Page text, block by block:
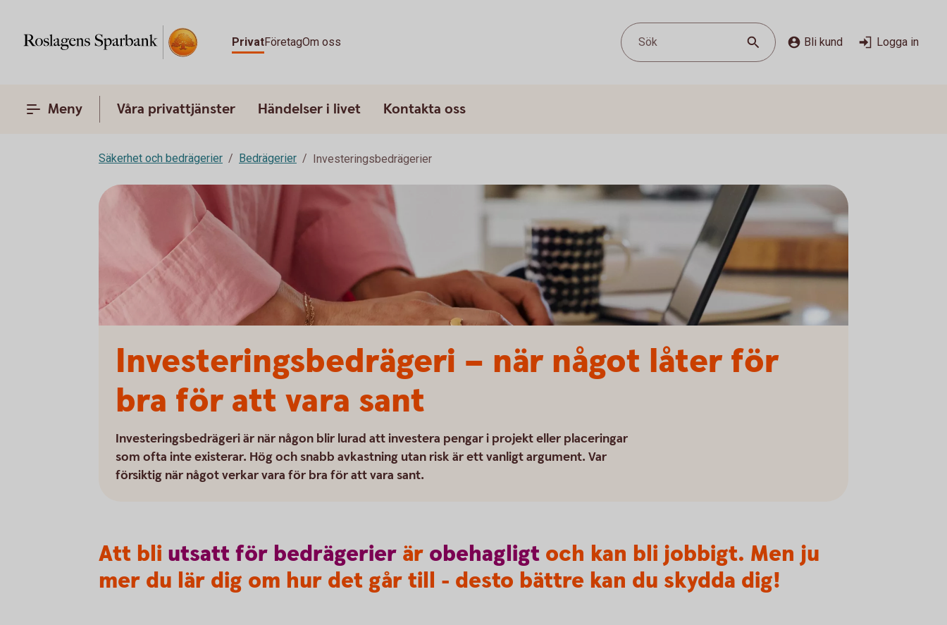
PrivatFöretagOm oss Sök Bli kund Logga in
Meny Våra privattjänster Händelser i livet Kontakta oss
Säkerhet och bedrägerier Bedrägerier Investeringsbedrägerier
Investeringsbedrägeri – när något låter för
bra för att vara sant
Investeringsbedrägeri är när någon blir lurad att investera pengar i projekt eller placeringar
som ofta inte existerar. Hög och snabb avkastning utan risk är ett vanligt argument. Var
försiktig när något verkar vara för bra för att vara sant.
Att bli utsattför bedrägerier är obehagligt och kan bli jobbigt. Men ju
mer du lär dig om hur det går till - desto bättre kan du skydda dig!